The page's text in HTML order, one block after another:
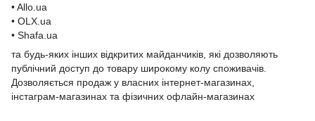
• Allo.ua
• OLX.ua
• Shafa.ua
та будь-яких інших відкритих майданчиків, які дозволяють
публічний доступ до товару широкому колу споживачів.
Дозволяється продаж у власних інтернет-магазинах,
інстаграм-магазинах та фізичних офлайн-магазинах